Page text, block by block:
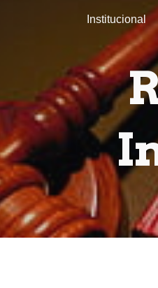
Skip to
Institucional